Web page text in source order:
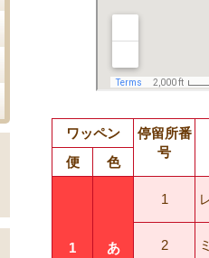
ワッペン
停留所番
号
便 色
1 あ
1
2